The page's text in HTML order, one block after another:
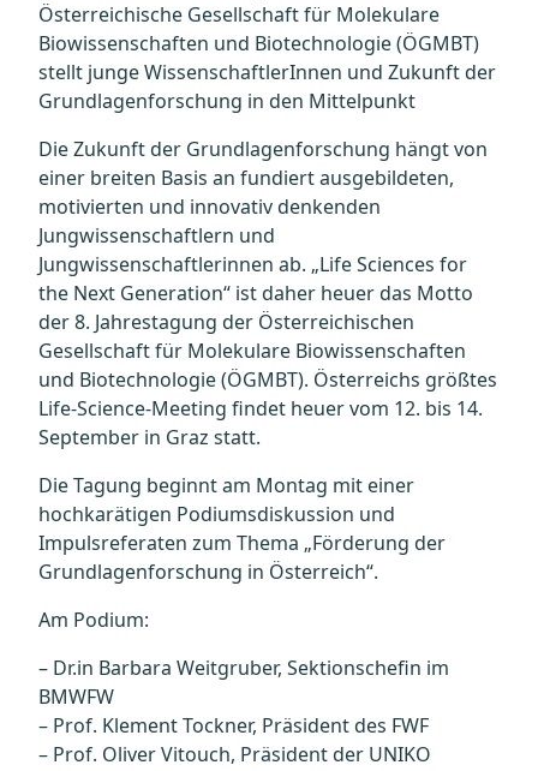
Österreichische Gesellschaft für Molekulare
Biowissenschaften und Biotechnologie (ÖGMBT)
stellt junge WissenschaftlerInnen und Zukunft der
Grundlagenforschung in den Mittelpunkt
Die Zukunft der Grundlagenforschung hängt von
einer breiten Basis an fundiert ausgebildeten,
motivierten und innovativ denkenden
Jungwissenschaftlern und
Jungwissenschaftlerinnen ab. „Life Sciences for
the Next Generation“ ist daher heuer das Motto
der 8. Jahrestagung der Österreichischen
Gesellschaft für Molekulare Biowissenschaften
und Biotechnologie (ÖGMBT). Österreichs größtes
Life-Science-Meeting findet heuer vom 12. bis 14.
September in Graz statt.
Die Tagung beginnt am Montag mit einer
hochkarätigen Podiumsdiskussion und
Impulsreferaten zum Thema „Förderung der
Grundlagenforschung in Österreich“.
Am Podium:
– Dr.in Barbara Weitgruber, Sektionschefin im
BMWFW
– Prof. Klement Tockner, Präsident des FWF
– Prof. Oliver Vitouch, Präsident der UNIKO